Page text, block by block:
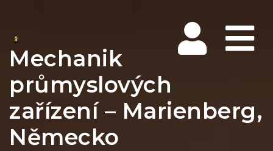
Mechanik
průmyslových
zařízení – Marienberg,
Německo